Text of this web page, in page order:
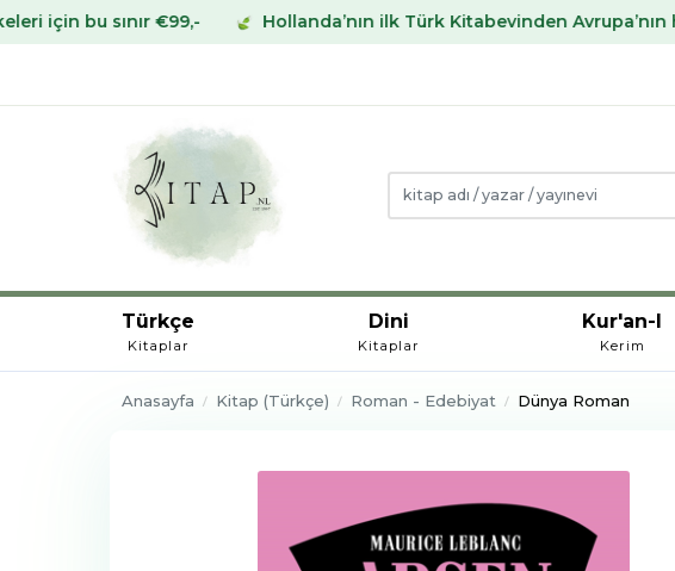
€99,- Hollanda’nın ilk Türk Kitabevinden Avrupa’nın her ülkesine ✨
Türkçe
Kitaplar
Dini
Kitaplar
Kur'an-I
Kerim
Anasayfa Kitap (Türkçe) Roman - Edebiyat Dünya Roman